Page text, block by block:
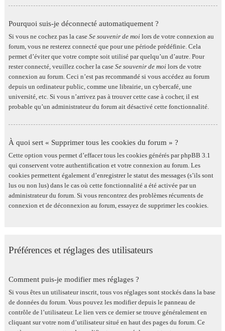
Pourquoi suis-je déconnecté automatiquement ?
Si vous ne cochez pas la case Se souvenir de moi lors de votre connexion au
forum, vous ne resterez connecté que pour une période prédéfinie. Cela
permet d’éviter que votre compte soit utilisé par quelqu’un d’autre. Pour
rester connecté, veuillez cocher la case Se souvenir de moi lors de votre
connexion au forum. Ceci n’est pas recommandé si vous accédez au forum
depuis un ordinateur public, comme une librairie, un cybercafé, une
université, etc. Si vous n’arrivez pas à trouver cette case à cocher, il est
probable qu’un administrateur du forum ait désactivé cette fonctionnalité.
À quoi sert « Supprimer tous les cookies du forum » ?
Cette option vous permet d’effacer tous les cookies générés par phpBB 3.1
qui conservent votre authentification et votre connexion au forum. Les
cookies permettent également d’enregistrer le statut des messages (s’ils sont
lus ou non lus) dans le cas où cette fonctionnalité a été activée par un
administrateur du forum. Si vous rencontrez des problèmes récurrents de
connexion et de déconnexion au forum, essayez de supprimer les cookies.
Préférences et réglages des utilisateurs
Comment puis-je modifier mes réglages ?
Si vous êtes un utilisateur inscrit, tous vos réglages sont stockés dans la base
de données du forum. Vous pouvez les modifier depuis le panneau de
contrôle de l’utilisateur. Le lien vers ce dernier se trouve généralement en
cliquant sur votre nom d’utilisateur situé en haut des pages du forum. Ce